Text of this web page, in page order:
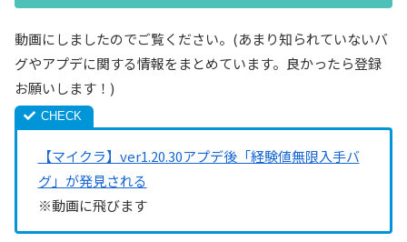
動画にしましたのでご覧ください。(あまり知られていないバ
グやアプデに関する情報をまとめています。良かったら登録
お願いします！)
【マイクラ】ver1.20.30アプデ後「経験値無限入手バ
グ」が発見される
※動画に飛びます